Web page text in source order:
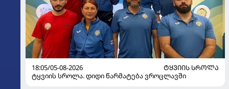
18:05/05-08-2026
ᲢᲧᲕᲘᲘᲡ ᲡᲠᲝᲚᲐ
ტყვიის სროლა. დიდი წარმატება ვროცლავში